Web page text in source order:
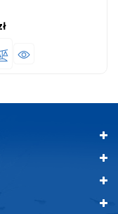
Cena